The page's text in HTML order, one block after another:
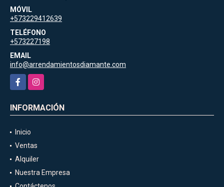
MÓVIL
+573229412639
TELÉFONO
+573227198
EMAIL
info@arrendamientosdiamante.com
FacebookInstagram
INFORMACIÓN
Inicio
Ventas
Alquiler
Nuestra Empresa